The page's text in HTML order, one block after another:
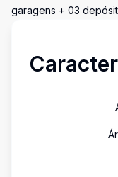
garagens + 03